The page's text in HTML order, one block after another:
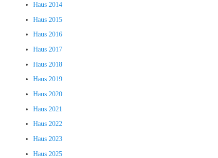
Haus 2014
Haus 2015
Haus 2016
Haus 2017
Haus 2018
Haus 2019
Haus 2020
Haus 2021
Haus 2022
Haus 2023
Haus 2025